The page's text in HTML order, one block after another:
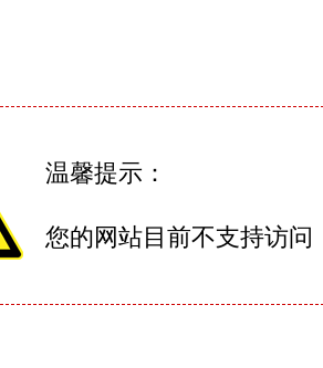
温馨提示：
您的网站目前不支持访